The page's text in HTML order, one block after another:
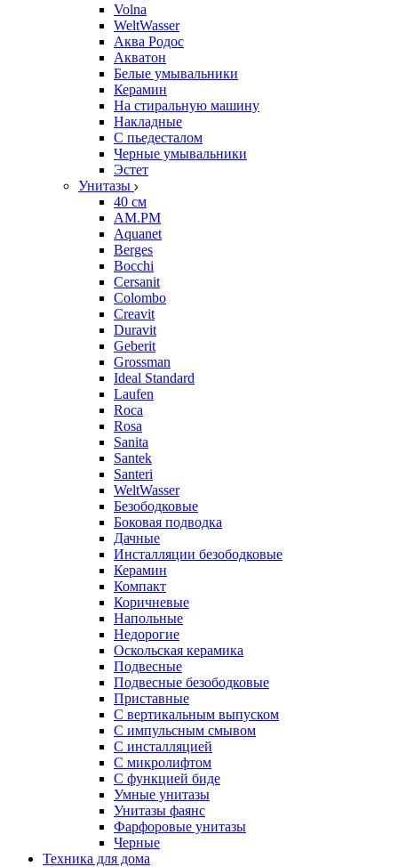
Volna
WeltWasser
Аква Родос
Акватон
Белые умывальники
Керамин
На стиральную машину
Накладные
С пьедесталом
Черные умывальники
Эстет
Унитазы
40 см
AM.PM
Aquanet
Berges
Bocchi
Cersanit
Colombo
Creavit
Duravit
Geberit
Grossman
Ideal Standard
Laufen
Roca
Rosa
Sanita
Santek
Santeri
WeltWasser
Безободковые
Боковая подводка
Дачные
Инсталляции безободковые
Керамин
Компакт
Коричневые
Напольные
Недорогие
Оскольская керамика
Подвесные
Подвесные безободковые
Приставные
С вертикальным выпуском
С импульсным смывом
С инсталляцией
С микролифтом
С функцией биде
Умные унитазы
Унитазы фаянс
Фарфоровые унитазы
Черные
Техника для дома